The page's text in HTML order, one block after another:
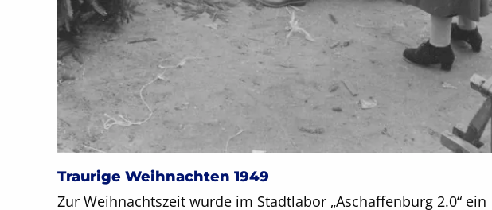
Traurige Weihnachten 1949
Zur Weihnachtszeit wurde im Stadtlabor „Aschaffenburg 2.0“ ein